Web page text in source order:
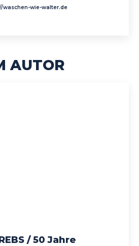
waschen-wie-walter.de
AUTOR
/ 50 Jahre